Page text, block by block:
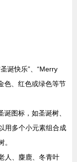
诞快乐”、“Merry
色、红色或绿色等节
诞图标，如圣诞树、
用多个小元素组合成
人、麋鹿、冬青叶